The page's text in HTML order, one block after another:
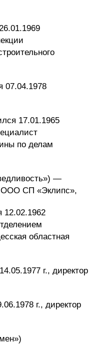
07.04.1978
17.01.1965
по делам
—
ООО СП «Эклипс»,
12.02.1962
областная
г., директор
г., директор